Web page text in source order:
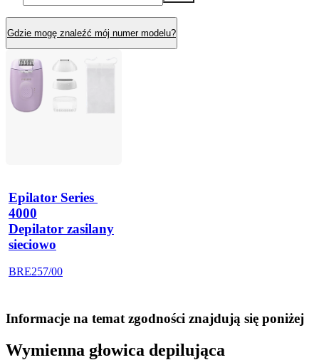
Gdzie mogę znaleźć mój numer modelu?
Epilator Series
4000
Depilator zasilany
sieciowo
BRE257/00
Informacje na temat zgodności znajdują się poniżej
Wymienna głowica depilująca